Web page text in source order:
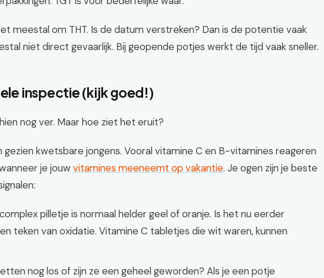
meestal om THT. Is de datum verstreken? Dan is de potentie vaak
niet direct gevaarlijk. Bij geopende potjes werkt de tijd vaak sneller.
inspectie (kijk goed!)
nog ver. Maar hoe ziet het eruit?
gezien kwetsbare jongens. Vooral vitamine C en B-vitamines reageren
je jouw vitamines meeneemt op vakantie. Je ogen zijn je beste
pilletje is normaal helder geel of oranje. Is het nu eerder
teken van oxidatie. Vitamine C tabletjes die wit waren, kunnen
nog los of zijn ze een geheel geworden? Als je een potje